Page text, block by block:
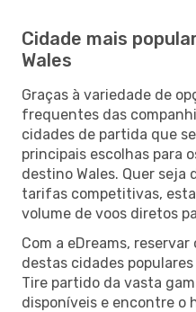
Cidade mais
Wales
Graças à variedade de
frequentes das
cidades de partida que
principais escolhas para
destino Wales. Quer seja
tarifas competitivas,
volume de voos diretos
Com a eDreams,
destas cidades
Tire partido da vasta
disponíveis e encontre o